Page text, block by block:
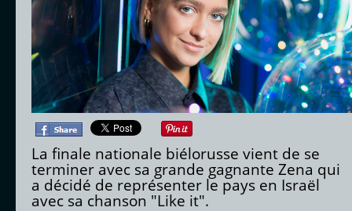
La finale nationale biélorusse vient de se
terminer avec sa grande gagnante Zena qui
a décidé de représenter le pays en Israël
avec sa chanson "Like it".